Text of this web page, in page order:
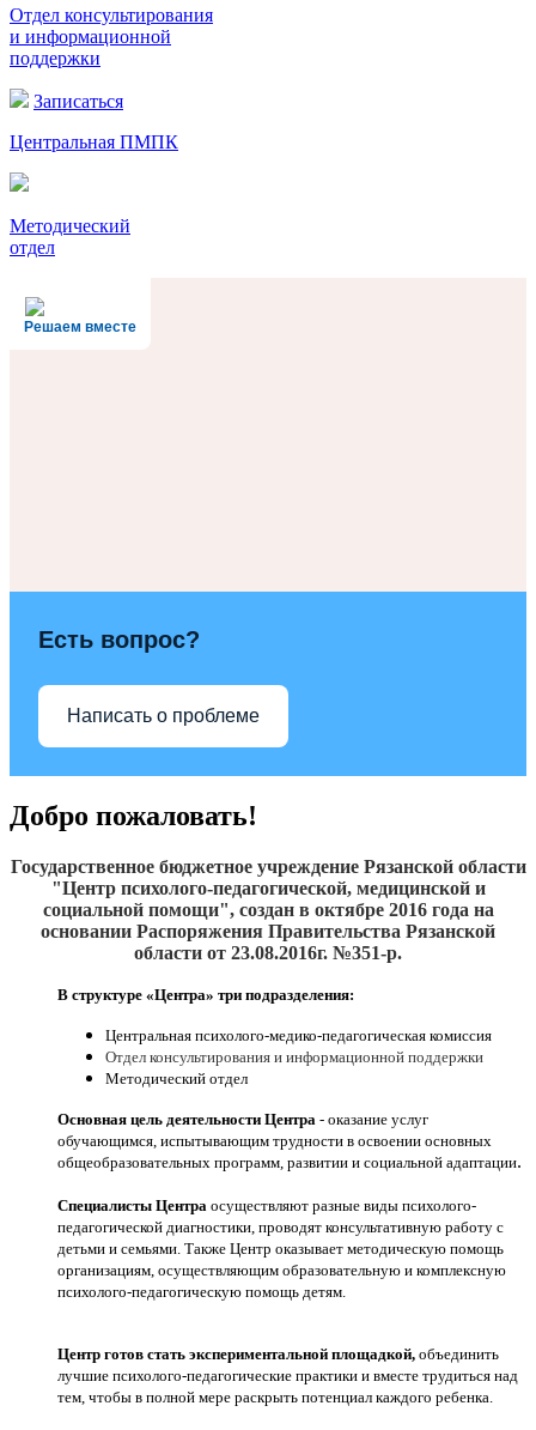
Отдел консультирования
и информационной
поддержки
Записаться
Центральная ПМПК
Методический
отдел
Решаем вместе
Есть вопрос?
Написать о проблеме
Добро пожаловать!
Государственное бюджетное учреждение Рязанской области
"Центр психолого-педагогической, медицинской и
социальной помощи", создан в октябре 2016года на
основании Распоряжения Правительства Рязанской
области от 23.08.2016г. №351-р.
В структуре «Центра» три подразделения:
Центральная психолого-медико-педагогическая комиссия
Отдел консультирования и информационной поддержки
Методический отдел
Основная цель деятельности Центра - оказание услуг
обучающимся, испытывающим трудности в освоении основных
общеобразовательных программ, развитии и социальной адаптации.
Специалисты Центра осуществляют разные виды психолого-
педагогической диагностики, проводят консультативную работу с
детьми и семьями. Также Центр оказывает методическую помощь
организациям, осуществляющим образовательную и комплексную
психолого-педагогическую помощь детям.
Центр готов стать экспериментальной площадкой, объединить
лучшие психолого-педагогические практики и вместе трудиться над
тем, чтобы в полной мере раскрыть потенциал каждого ребенка.